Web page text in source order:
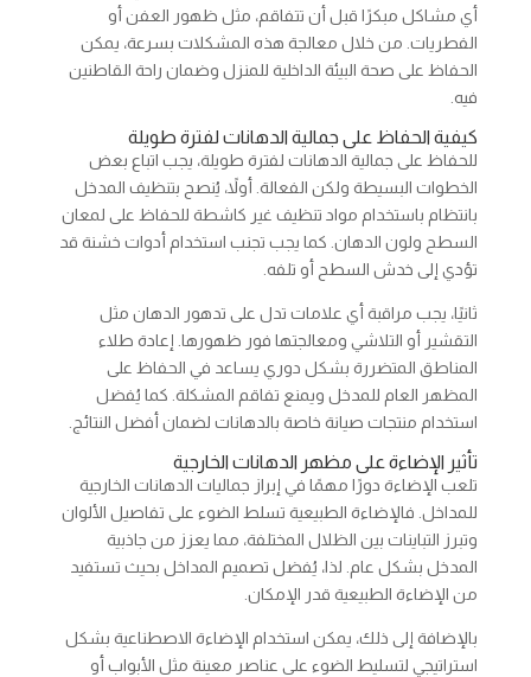
أي مشاكل مبكرًا قبل أن تتفاقم، مثل ظهور العفن أو
الفطريات. من خلال معالجة هذه المشكلات بسرعة، يمكن
الحفاظ على صحة البيئة الداخلية للمنزل وضمان راحة القاطنين
فيه.
كيفية الحفاظ على جمالية الدهانات لفترة طويلة
للحفاظ على جمالية الدهانات لفترة طويلة، يجب اتباع بعض
الخطوات البسيطة ولكن الفعالة. أولاً، يُنصح بتنظيف المدخل
بانتظام باستخدام مواد تنظيف غير كاشطة للحفاظ على لمعان
السطح ولون الدهان. كما يجب تجنب استخدام أدوات خشنة قد
تؤدي إلى خدش السطح أو تلفه.
ثانيًا، يجب مراقبة أي علامات تدل على تدهور الدهان مثل
التقشير أو التلاشي ومعالجتها فور ظهورها. إعادة طلاء
المناطق المتضررة بشكل دوري يساعد في الحفاظ على
المظهر العام للمدخل ويمنع تفاقم المشكلة. كما يُفضل
استخدام منتجات صيانة خاصة بالدهانات لضمان أفضل النتائج.
تأثير الإضاءة على مظهر الدهانات الخارجية
تلعب الإضاءة دورًا مهمًا في إبراز جماليات الدهانات الخارجية
للمداخل. فالإضاءة الطبيعية تسلط الضوء على تفاصيل الألوان
وتبرز التباينات بين الظلال المختلفة، مما يعزز من جاذبية
المدخل بشكل عام. لذا، يُفضل تصميم المداخل بحيث تستفيد
من الإضاءة الطبيعية قدر الإمكان.
بالإضافة إلى ذلك، يمكن استخدام الإضاءة الاصطناعية بشكل
استراتيجي لتسليط الضوء على عناصر معينة مثل الأبواب أو